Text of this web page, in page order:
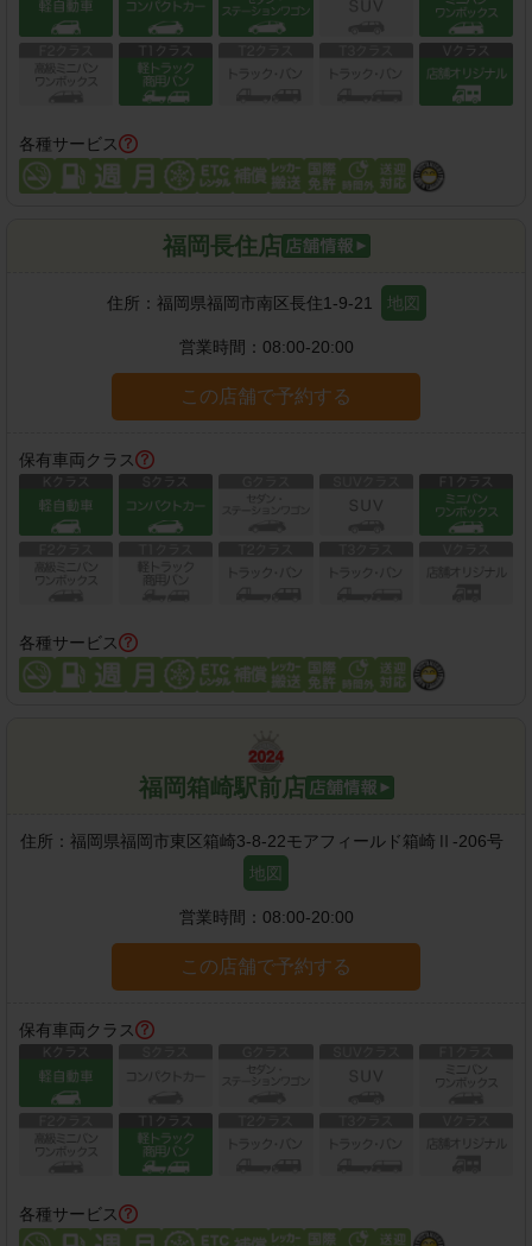
各種サービス
福岡長住店
住所： 福岡県福岡市南区長住1-9-21 地図
営業時間： 08:00-20:00
この店舗で予約する
保有車両クラス
各種サービス
福岡箱崎駅前店
住所： 福岡県福岡市東区箱崎3-8-22モアフィールド箱崎Ⅱ-206号
地図
営業時間： 08:00-20:00
この店舗で予約する
保有車両クラス
各種サービス